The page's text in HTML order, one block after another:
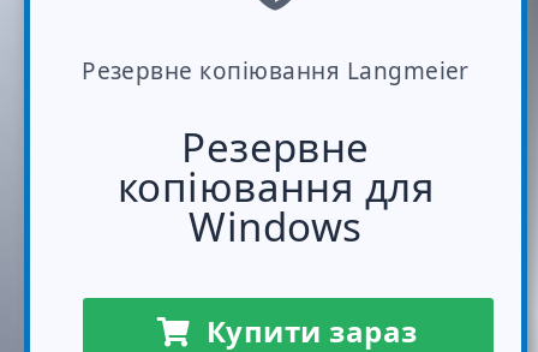
Резервне копіювання Langmeier
Резервне
копіювання для
Windows
Купити зараз